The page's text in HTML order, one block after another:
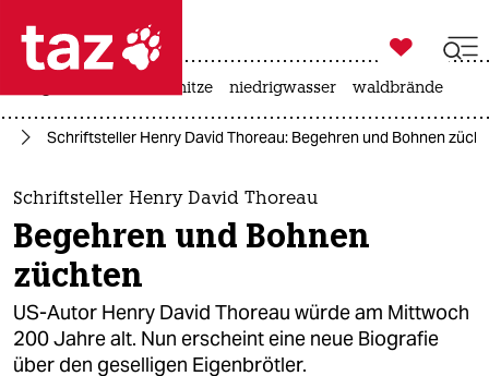
 taz zahl ich
taz zahl ich
themen
politik
öko
gesellschaft

taz zahl ich
hitze niedrigwasser waldbrände
Schriftsteller Henry David Thoreau: Begehren und Bohnen
Schriftsteller Henry David Thoreau
Begehren und Bohnen
züchten
US-Autor Henry David Thoreau würde am Mittwoch
200 Jahre alt. Nun erscheint eine neue Biografie
über den geselligen Eigenbrötler.